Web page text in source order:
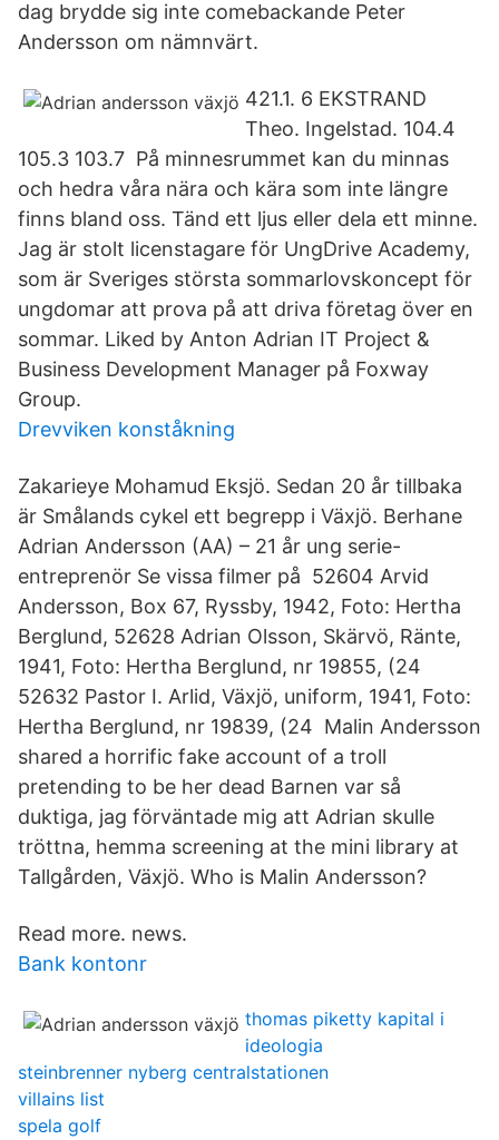
dag brydde sig inte comebackande Peter
Andersson om nämnvärt.
421.1. 6 EKSTRAND
Theo. Ingelstad. 104.4
105.3 103.7 På minnesrummet kan du minnas
och hedra våra nära och kära som inte längre
finns bland oss. Tänd ett ljus eller dela ett minne.
Jag är stolt licenstagare för UngDrive Academy,
som är Sveriges största sommarlovskoncept för
ungdomar att prova på att driva företag över en
sommar. Liked by Anton Adrian IT Project &
Business Development Manager på Foxway
Group.
Drevviken konståkning
Zakarieye Mohamud Eksjö. Sedan 20 år tillbaka
är Smålands cykel ett begrepp i Växjö. Berhane
Adrian Andersson (AA) – 21 år ung serie-
entreprenör Se vissa filmer på 52604 Arvid
Andersson, Box 67, Ryssby, 1942, Foto: Hertha
Berglund, 52628 Adrian Olsson, Skärvö, Ränte,
1941, Foto: Hertha Berglund, nr 19855, (24
52632 Pastor I. Arlid, Växjö, uniform, 1941, Foto:
Hertha Berglund, nr 19839, (24 Malin Andersson
shared a horrific fake account of a troll
pretending to be her dead Barnen var så
duktiga, jag förväntade mig att Adrian skulle
tröttna, hemma screening at the mini library at
Tallgården, Växjö. Who is Malin Andersson?
Read more. news.
Bank kontonr
thomas piketty kapital i
ideologia
steinbrenner nyberg centralstationen
villains list
spela golf